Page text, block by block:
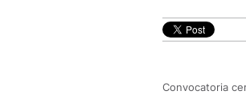
Convocatoria